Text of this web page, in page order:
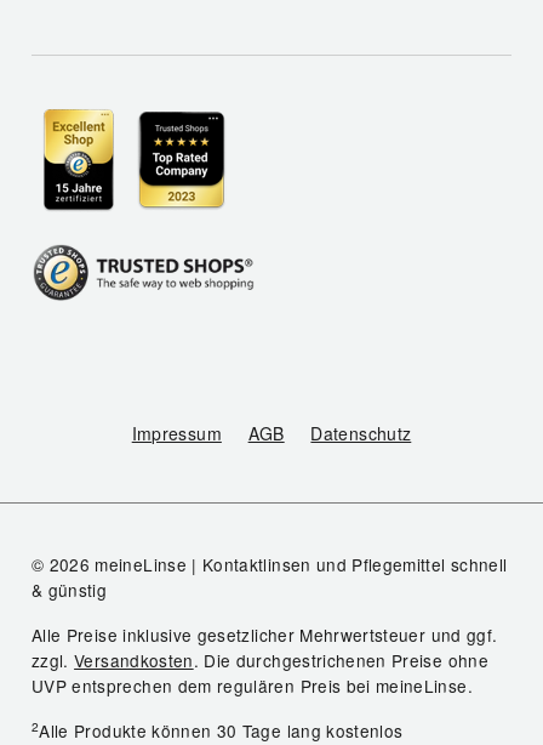
Impressum AGB Datenschutz
© 2026 meineLinse | Kontaktlinsen und Pflegemittel schnell
& günstig
Alle Preise inklusive gesetzlicher Mehrwertsteuer und ggf.
zzgl.Versandkosten. Die durchgestrichenen Preise ohne
UVP entsprechen dem regulären Preis bei meineLinse.
2Alle Produkte können 30 Tage lang kostenlos